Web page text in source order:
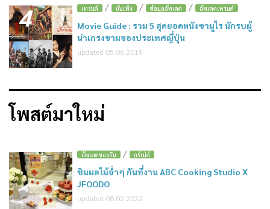
4 เทรนด์ / บันเทิง / ข้อมูลอัพเดต / อัพเดตเทรนด์
Movie Guide : รวม 5 สุดยอดหนังซามูไร นักรบผู้
น่าเกรงขามของประเทศญี่ปุ่น
updated 05.06.2019
โพสต์มาใหม่
อัพเดตของกิน / กูร์เม่ต์
ชิมผลไม้ฉ่ำๆ กันที่งาน ABC Cooking Studio X
JFOODO
updated 08.02.2022